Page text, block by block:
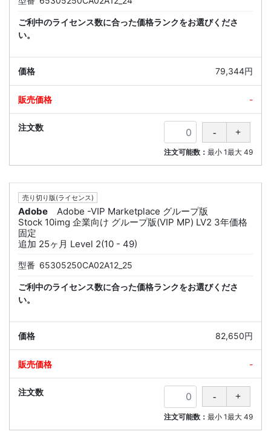
ご利中のライセンス数に合った価格ランクをお選びくださ
い。
79,344円
-
注文可能数： 最小 1最大 49
売り切り版(ライセンス)
Adobe
Adobe -VIP Marketplace グループ版
Stock 10img 企業向け グループ版(VIP MP) LV2 3年価格
固定
追加 25ヶ月 Level 2(10 - 49)
型番 65305250CA02A12_25
ご利中のライセンス数に合った価格ランクをお選びくださ
い。
82,650円
-
注文可能数： 最小 1最大 49